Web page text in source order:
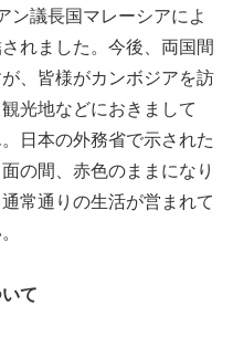
ン議長国マレーシアによ
れました。今後、両国間
、皆様がカンボジアを訪
光地などにおきまして
日本の外務省で示された
の間、赤色のままになり
常通りの生活が営まれて
て